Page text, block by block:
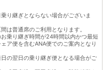
り継ぎとならない場合がございま
は普通席のご利用となります。
乗り継ぎ時間が24時間以内かつ最短
ア便を含むANA便でのご案内となり
の翌日の乗り継ぎ便となる場合がご